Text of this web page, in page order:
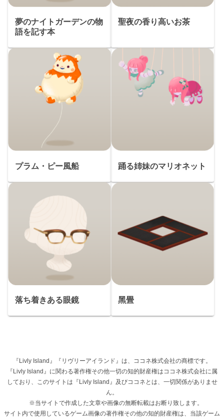
夢のナイトガーデンの物
語を記す本
聖夜の香り高いお茶
プラム・ピー風船 踊る姉妹のマリオネット
落ち着きある眼鏡 黑畳
『Livly Island』『リヴリーアイランド』は、ココネ株式会社の商標です。
『Livly Island』に関わる著作権その他一切の知的財産権はココネ株式会社に属
しており、このサイトは『Livly Island』及びココネとは、一切関係がありませ
ん。
※当サイトで作成した文章や画像の無断転載はお断り致します。
サイト内で使用しているゲーム画像の著作権その他の知的財産権は、当該ゲーム